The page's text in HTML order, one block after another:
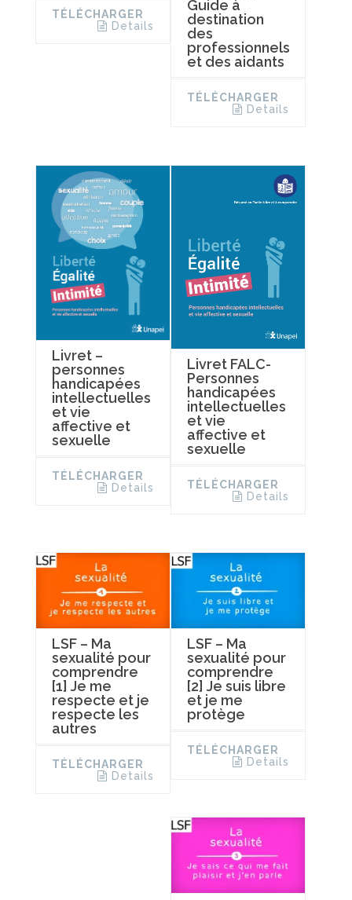
TÉLÉCHARGER
Details
Guide à
destination
des
professionnels
et des aidants
TÉLÉCHARGER
Details
Livret –
personnes
handicapées
intellectuelles
et vie
affective et
sexuelle
TÉLÉCHARGER
Details
Livret FALC-
Personnes
handicapées
intellectuelles
et vie
affective et
sexuelle
TÉLÉCHARGER
Details
LSF – Ma
sexualité pour
comprendre
[1] Je me
respecte et je
respecte les
autres
TÉLÉCHARGER
Details
LSF – Ma
sexualité pour
comprendre
[2] Je suis libre
et je me
protège
TÉLÉCHARGER
Details